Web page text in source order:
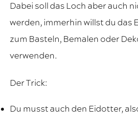
Dabei soll das Loch aber auch
werden, immerhin willst du das
zum Basteln, Bemalen oder
verwenden.
Der Trick:
Du musst auch den Eidotter,